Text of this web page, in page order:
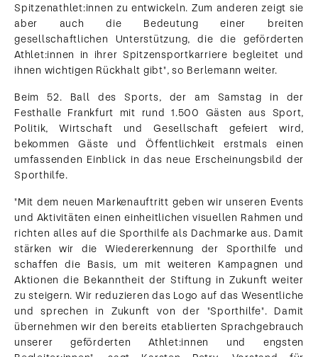
Spitzenathlet:innen zu entwickeln. Zum anderen zeigt sie
aber auch die Bedeutung einer breiten
gesellschaftlichen Unterstützung, die die geförderten
Athlet:innen in ihrer Spitzensportkarriere begleitet und
ihnen wichtigen Rückhalt gibt", so Berlemann weiter.
Beim 52. Ball des Sports, der am Samstag in der
Festhalle Frankfurt mit rund 1.500 Gästen aus Sport,
Politik, Wirtschaft und Gesellschaft gefeiert wird,
bekommen Gäste und Öffentlichkeit erstmals einen
umfassenden Einblick in das neue Erscheinungsbild der
Sporthilfe.
"Mit dem neuen Markenauftritt geben wir unseren Events
und Aktivitäten einen einheitlichen visuellen Rahmen und
richten alles auf die Sporthilfe als Dachmarke aus. Damit
stärken wir die Wiedererkennung der Sporthilfe und
schaffen die Basis, um mit weiteren Kampagnen und
Aktionen die Bekanntheit der Stiftung in Zukunft weiter
zu steigern. Wir reduzieren das Logo auf das Wesentliche
und sprechen in Zukunft von der "Sporthilfe". Damit
übernehmen wir den bereits etablierten Sprachgebrauch
unserer geförderten Athlet:innen und engsten